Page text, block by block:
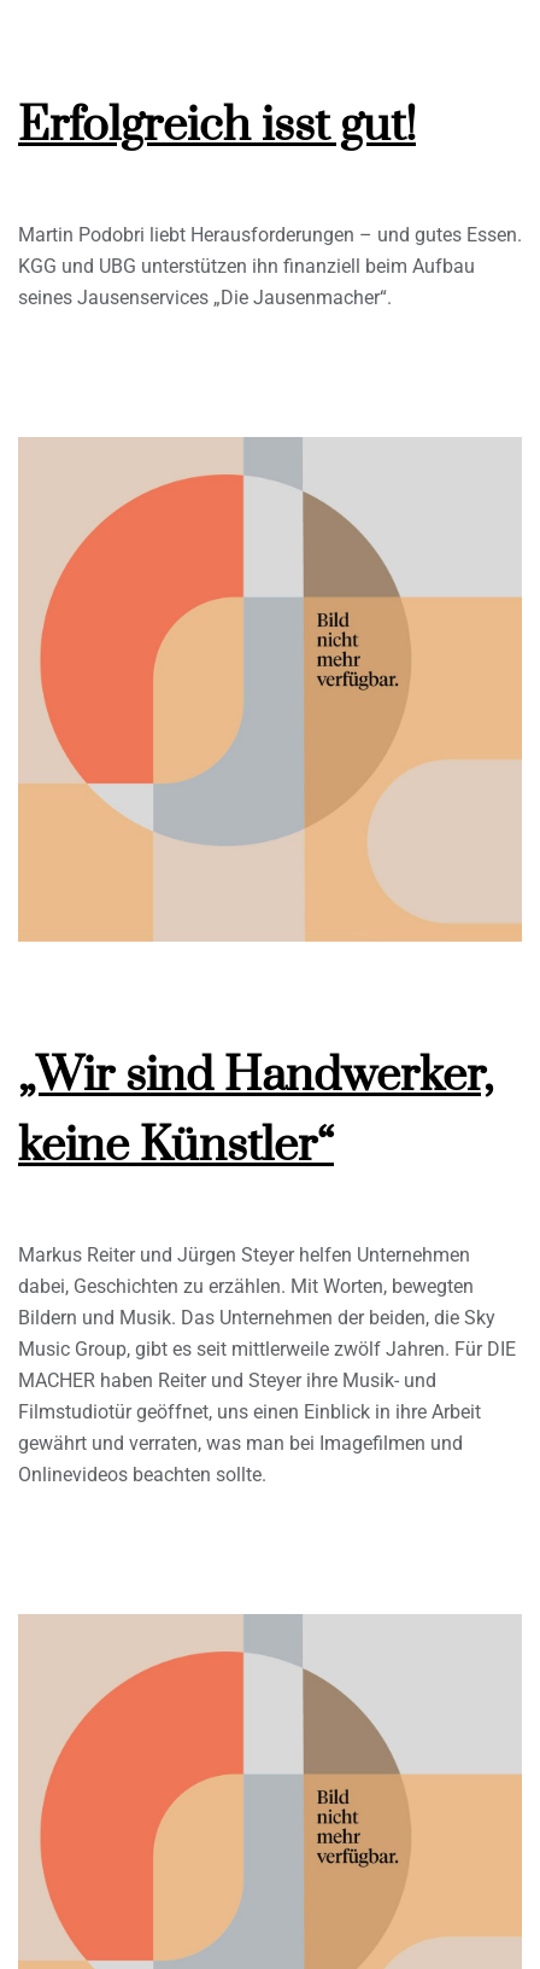
Erfolgreich isst gut!
Martin Podobri liebt Herausforderungen – und gutes Essen.
KGG und UBG unterstützen ihn finanziell beim Aufbau
seines Jausenservices „Die Jausenmacher“.
„Wir sind Handwerker,
keine Künstler“
Markus Reiter und Jürgen Steyer helfen Unternehmen
dabei, Geschichten zu erzählen. Mit Worten, bewegten
Bildern und Musik. Das Unternehmen der beiden, die Sky
Music Group, gibt es seit mittlerweile zwölf Jahren. Für DIE
MACHER haben Reiter und Steyer ihre Musik- und
Filmstudiotür geöffnet, uns einen Einblick in ihre Arbeit
gewährt und verraten, was man bei Imagefilmen und
Onlinevideos beachten sollte.